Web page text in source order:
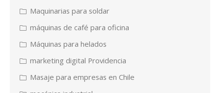
Maquinarias para soldar
máquinas de café para oficina
Máquinas para helados
marketing digital Providencia
Masaje para empresas en Chile